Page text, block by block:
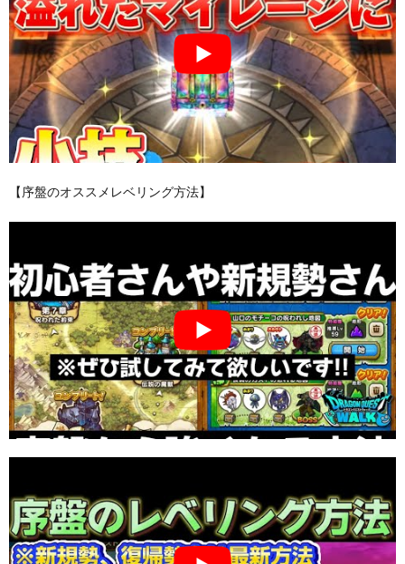
【序盤のオススメレベリング方法】